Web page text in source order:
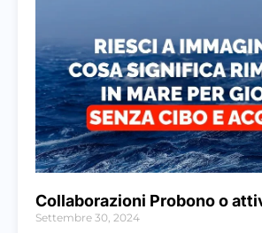
Collaborazioni Probono o
Settembre 30, 2024